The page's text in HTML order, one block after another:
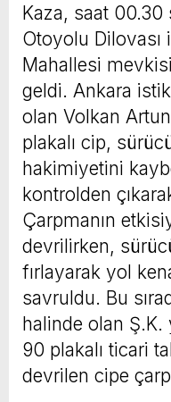
Kaza, saat 00.30
Otoyolu
Mahallesi
geldi. Ankara
olan Volkan
plakalı cip,
hakimiyetini
kontrolden
Çarpmanın
devrilirken,
fırlayarak yol
savruldu. Bu
halinde olan
90 plakalı ticari
devrilen cipe